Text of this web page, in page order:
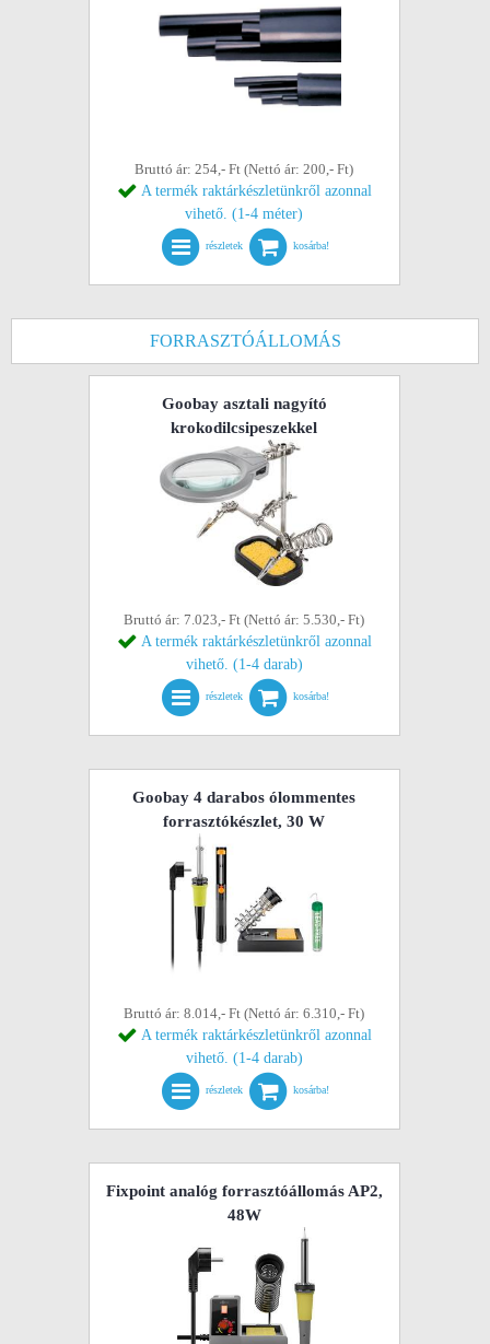
Bruttó ár: 254,- Ft (Nettó ár: 200,- Ft)
A termék raktárkészletünkről azonnal
vihető. (1-4 méter)
részletek kosárba!
FORRASZTÓÁLLOMÁS
Goobay asztali nagyító
krokodilcsipeszekkel
Bruttó ár: 7.023,- Ft (Nettó ár: 5.530,- Ft)
A termék raktárkészletünkről azonnal
vihető. (1-4 darab)
részletek kosárba!
Goobay 4 darabos ólommentes
forrasztókészlet, 30 W
Bruttó ár: 8.014,- Ft (Nettó ár: 6.310,- Ft)
A termék raktárkészletünkről azonnal
vihető. (1-4 darab)
részletek kosárba!
Fixpoint analóg forrasztóállomás AP2,
48W